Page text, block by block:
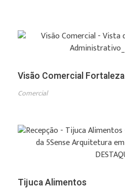
Visão Comercial Fortaleza
Comercial
Tijuca Alimentos